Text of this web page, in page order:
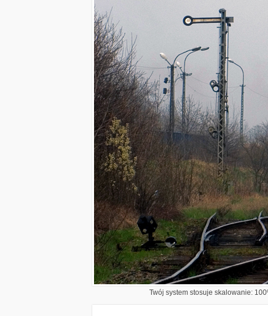
Twój system stosuje skalowanie: